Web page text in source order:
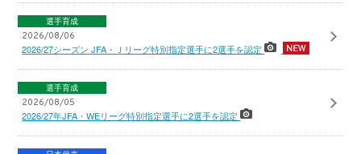
選手育成
2026/08/06
2026/27シーズン JFA・Ｊリーグ特別指定選手に2選手を認定
選手育成
2026/08/05
2026/27年JFA・WEリーグ特別指定選手に2選手を認定